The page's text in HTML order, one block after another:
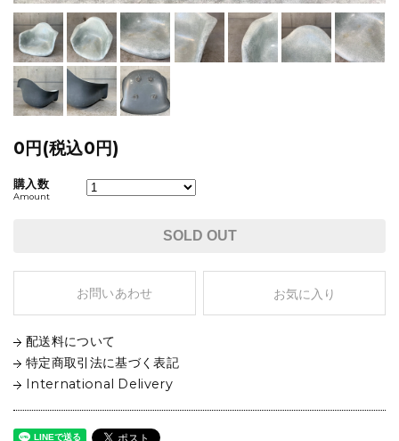
0円(税込0円)
購入数
Amount
SOLD OUT
お問いあわせ お気に入り
配送料について
特定商取引法に基づく表記
International Delivery